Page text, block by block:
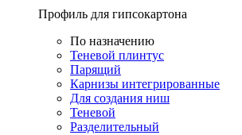
Профиль для гипсокартона
По назначению
Теневой плинтус
Парящий
Карнизы интегрированные
Для создания ниш
Теневой
Разделительный